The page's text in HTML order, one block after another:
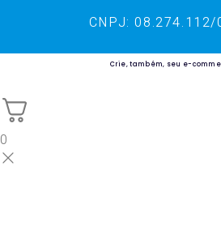
CNPJ:
Crie, também, seu e-
0